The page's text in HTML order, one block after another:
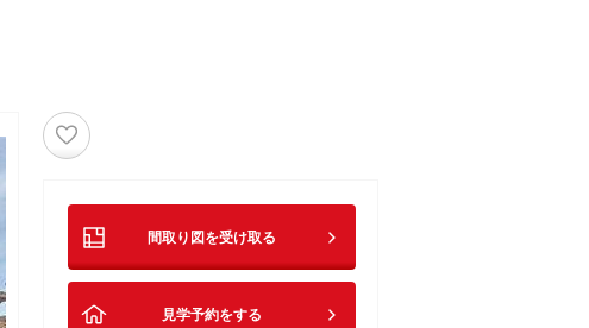
♡
間取り図を受け取る
見学予約をする